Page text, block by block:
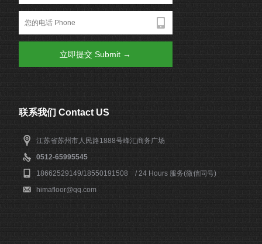
联系我们 Contact US
江苏省苏州市人民路1888号峰汇商务广场
0512-65995545
18662529149/18550191508 / 24 Hours 服务(微信同号)
himafloor@qq.com